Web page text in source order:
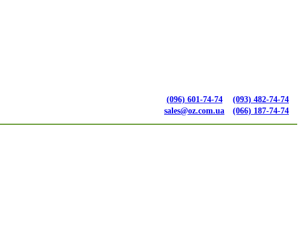
(096) 601-74-74
sales@oz.com.ua
(093) 482-74-74
(066) 187-74-74